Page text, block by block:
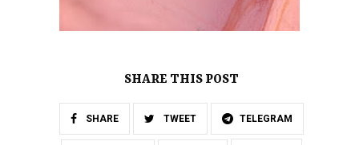
SHARE THIS POST
SHARE TWEET TELEGRAM